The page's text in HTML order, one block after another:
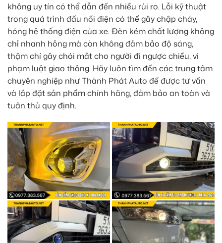
không uy tín có thể dẫn đến nhiều rủi ro. Lỗi kỹ thuật
trong quá trình đấu nối điện có thể gây chập cháy,
hỏng hệ thống điện của xe. Đèn kém chất lượng không
chỉ nhanh hỏng mà còn không đảm bảo độ sáng,
thậm chí gây chói mắt cho người đi ngược chiều, vi
phạm luật giao thông. Hãy luôn tìm đến các trung tâm
chuyên nghiệp như Thành Phát Auto để được tư vấn
và lắp đặt sản phẩm chính hãng, đảm bảo an toàn và
tuân thủ quy định.